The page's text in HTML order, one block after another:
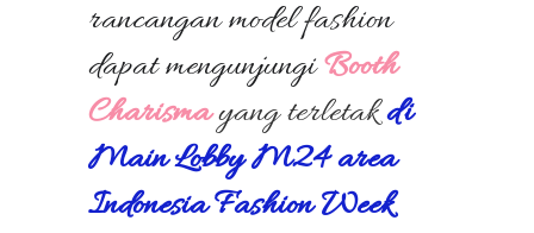
rancangan model fashion
dapat mengunjungiBooth
Charismayang terletakdi
Main Lobby M24 area
Indonesia Fashion Week